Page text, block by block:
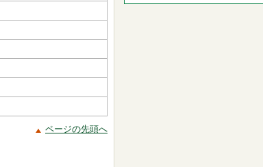
ページの先頭へ